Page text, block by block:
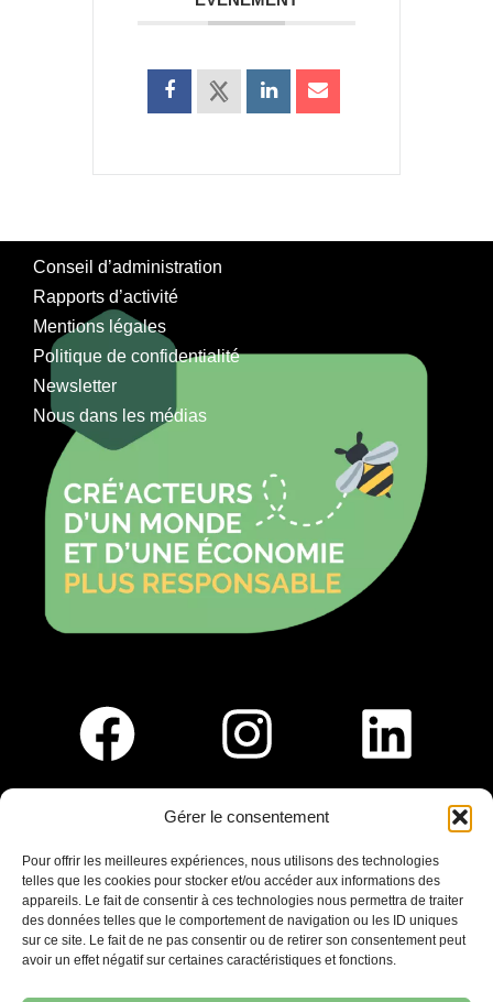
Gérer le consentement
Pour offrir les meilleures expériences, nous utilisons des technologies
telles que les cookies pour stocker et/ou accéder aux informations des
appareils. Le fait de consentir à ces technologies nous permettra de traiter
des données telles que le comportement de navigation ou les ID uniques
sur ce site. Le fait de ne pas consentir ou de retirer son consentement peut
avoir un effet négatif sur certaines caractéristiques et fonctions.
Conseil d’administration
Rapports d’activité
Mentions légales
Politique de confidentialité
Newsletter
Nous dans les médias
Saint-Germain-En-Laye
Ligne R2-Nord
Tramway T13
20mins à pied du RER A